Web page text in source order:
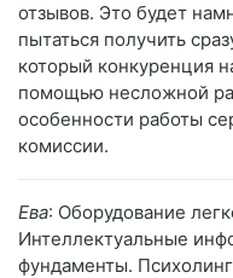
отзывов. Это будет
пытаться получить
который конкуренция
помощью несложной
особенности работы
комиссии.
Ева: Оборудование
Интеллектуальные
фундаменты.